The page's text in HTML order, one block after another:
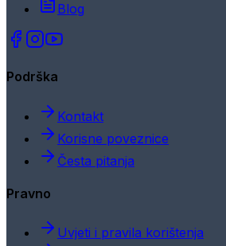
Blog
Podrška
Kontakt
Korisne poveznice
Česta pitanja
Pravno
Uvjeti i pravila korištenja